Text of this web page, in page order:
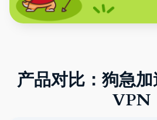
产品对比：狗急
VPN